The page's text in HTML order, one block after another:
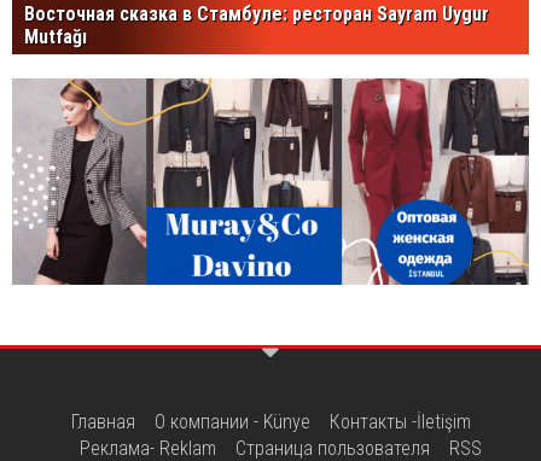
Восточная сказка в Стамбуле: ресторан Sayram Uygur
Mutfağı
Главная О компании - Künye
Контакты -İletişim
Реклама- Reklam
Страница пользователя RSS